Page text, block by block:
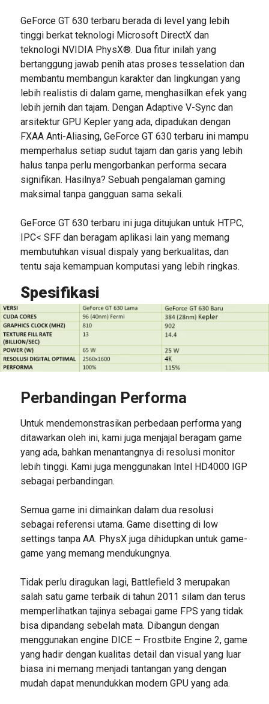
GeForce GT 630 terbaru berada di level yang lebih
tinggi berkat teknologi Microsoft DirectX dan
teknologi NVIDIA PhysX®. Dua fitur inilah yang
bertanggung jawab penih atas proses tesselation dan
membantu membangun karakter dan lingkungan yang
lebih realistis di dalam game, menghasilkan efek yang
lebih jernih dan tajam. Dengan Adaptive V-Sync dan
arsitektur GPU Kepler yang ada, dipadukan dengan
FXAA Anti-Aliasing, GeForce GT 630 terbaru ini mampu
memperhalus setiap sudut tajam dan garis yang lebih
halus tanpa perlu mengorbankan performa secara
signifikan. Hasilnya? Sebuah pengalaman gaming
maksimal tanpa gangguan sama sekali.
GeForce GT 630 terbaru ini juga ditujukan untuk HTPC,
IPC< SFF dan beragam aplikasi lain yang memang
membutuhkan visual dispaly yang berkualitas, dan
tentu saja kemampuan komputasi yang lebih ringkas.
Spesifikasi
Perbandingan Performa
Untuk mendemonstrasikan perbedaan performa yang
ditawarkan oleh ini, kami juga menjajal beragam game
yang ada, bahkan menantangnya di resolusi monitor
lebih tinggi. Kami juga menggunakan Intel HD4000 IGP
sebagai perbandingan.
Semua game ini dimainkan dalam dua resolusi
sebagai referensi utama. Game disetting di low
settings tanpa AA. PhysX juga dihidupkan untuk game-
game yang memang mendukungnya.
Tidak perlu diragukan lagi, Battlefield 3 merupakan
salah satu game terbaik di tahun 2011 silam dan terus
memperlihatkan tajinya sebagai game FPS yang tidak
bisa dipandang sebelah mata. Dibangun dengan
menggunakan engine DICE – Frostbite Engine 2, game
yang hadir dengan kualitas detail dan visual yang luar
biasa ini memang menjadi tantangan yang dengan
mudah dapat menundukkan modern GPU yang ada.